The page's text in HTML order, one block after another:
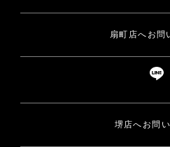
扇町店へお問
堺店へお問